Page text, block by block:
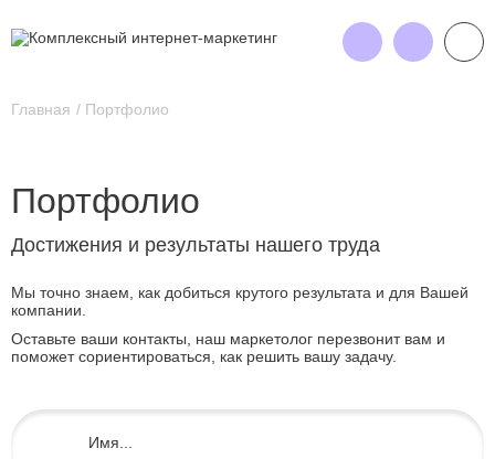
Главная Портфолио
Портфолио
Достижения и результаты нашего труда
Мы точно знаем, как добиться крутого результата и для Вашей
компании.
Оставьте ваши контакты, наш маркетолог перезвонит вам и
поможет сориентироваться, как решить вашу задачу.